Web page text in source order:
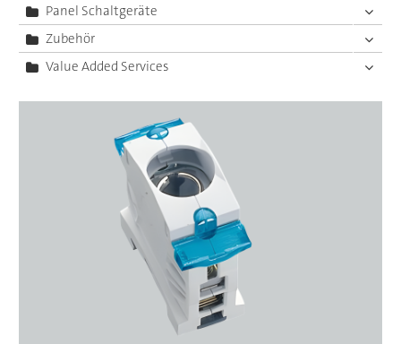
Panel Schaltgeräte
Zubehör
Value Added Services